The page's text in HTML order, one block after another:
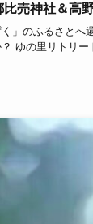
比売神社＆
」のふるさと
ゆの里リトリ